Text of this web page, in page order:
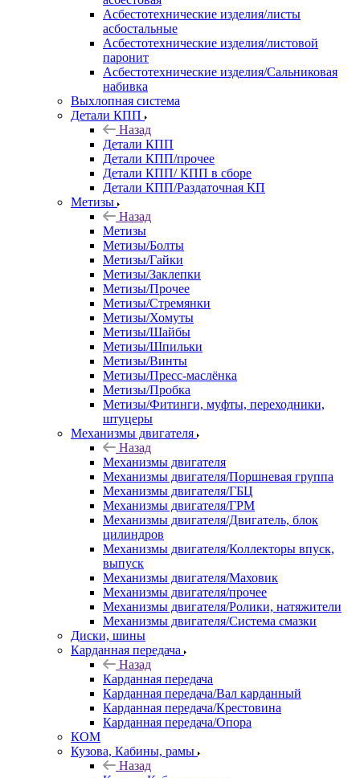
Асбестотехнические изделия/листы
асбостальные
Асбестотехнические изделия/листовой
паронит
Асбестотехнические изделия/Сальниковая
набивка
Выхлопная система
Детали КПП
Назад
Детали КПП
Детали КПП/прочее
Детали КПП/ КПП в сборе
Детали КПП/Раздаточная КП
Метизы
Назад
Метизы
Метизы/Болты
Метизы/Гайки
Метизы/Заклепки
Метизы/Прочее
Метизы/Стремянки
Метизы/Хомуты
Метизы/Шайбы
Метизы/Шпильки
Метизы/Винты
Метизы/Пресс-маслёнка
Метизы/Пробка
Метизы/Фитинги, муфты, переходники,
штуцеры
Механизмы двигателя
Назад
Механизмы двигателя
Механизмы двигателя/Поршневая группа
Механизмы двигателя/ГБЦ
Механизмы двигателя/ГРМ
Механизмы двигателя/Двигатель, блок
цилиндров
Механизмы двигателя/Коллекторы впуск,
выпуск
Механизмы двигателя/Маховик
Механизмы двигателя/прочее
Механизмы двигателя/Ролики, натяжители
Механизмы двигателя/Система смазки
Диски, шины
Карданная передача
Назад
Карданная передача
Карданная передача/Вал карданный
Карданная передача/Крестовина
Карданная передача/Опора
КОМ
Кузова, Кабины, рамы
Назад